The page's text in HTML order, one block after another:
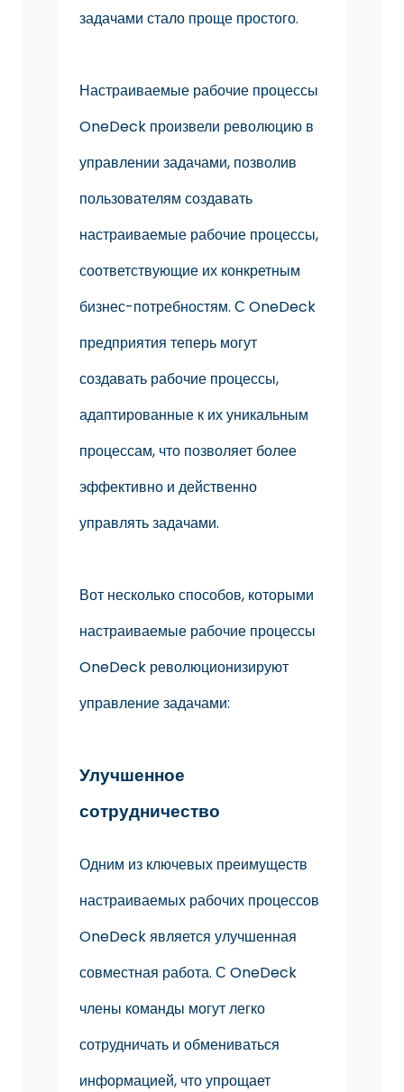
задачами стало проще простого.
Настраиваемые рабочие процессы
OneDeck произвели революцию в
управлении задачами, позволив
пользователям создавать
настраиваемые рабочие процессы,
соответствующие их конкретным
бизнес-потребностям. С OneDeck
предприятия теперь могут
создавать рабочие процессы,
адаптированные к их уникальным
процессам, что позволяет более
эффективно и действенно
управлять задачами.
Вот несколько способов, которыми
настраиваемые рабочие процессы
OneDeck революционизируют
управление задачами:
Улучшенное
сотрудничество
Одним из ключевых преимуществ
настраиваемых рабочих процессов
OneDeck является улучшенная
совместная работа. С OneDeck
члены команды могут легко
сотрудничать и обмениваться
информацией, что упрощает